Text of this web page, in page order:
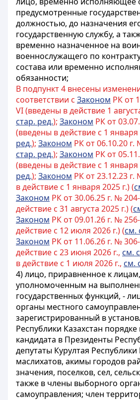
предусмотренные
должностью, до назначения
государственную службу, а
временно назначенное на
военнослужащего по
состава или временно
обязанности;
В подпункт 4 внесены
соответствии с Законом РК от
VI (введены в действие 1
стар. ред.); Законом РК от
(введены в действие с 1 января
ред.); Законом РК от 06.10.20 г.
стар. ред.); Законом РК от
(введены в действие с 1 января
ред.); Законом РК от 23.12.23
в действие с 1 января 2025 г.) (
Законом РК от 30.06.25 г. №
действие с 31 августа 2025 г.) (
Законом РК от 09.01.26 г. №
действие с 12 июля 2026 г.) (см.
Законом РК от 11.06.26 г. №
действие с 23 июня 2026 г., см.
в действие с 1 июля 2026 г., см.
4) лицо, приравненное к лицам,
уполномоченным на
государственных функций, -
органы местного
зарегистрированный в
Республики Казахстан порядке
кандидата в Президенты
депутаты Курултая Республики
маслихатов, акимы городов
значения, поселков, сел,
также в члены выборного
самоуправления; член